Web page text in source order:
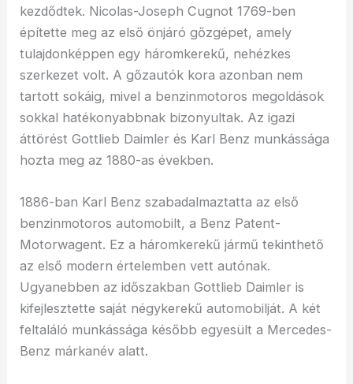
kezdődtek. Nicolas-Joseph Cugnot 1769-ben
építette meg az első önjáró gőzgépet, amely
tulajdonképpen egy háromkerekű, nehézkes
szerkezet volt. A gőzautók kora azonban nem
tartott sokáig, mivel a benzinmotoros megoldások
sokkal hatékonyabbnak bizonyultak. Az igazi
áttörést Gottlieb Daimler és Karl Benz munkássága
hozta meg az 1880-as években.
1886-ban Karl Benz szabadalmaztatta az első
benzinmotoros automobilt, a Benz Patent-
Motorwagent. Ez a háromkerekű jármű tekinthető
az első modern értelemben vett autónak.
Ugyanebben az időszakban Gottlieb Daimler is
kifejlesztette saját négykerekű automobilját. A két
feltaláló munkássága később egyesült a Mercedes-
Benz márkanév alatt.